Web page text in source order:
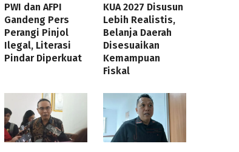
PWI dan AFPI
Gandeng Pers
Perangi Pinjol
Ilegal, Literasi
Pindar Diperkuat
KUA 2027 Disusun
Lebih Realistis,
Belanja Daerah
Disesuaikan
Kemampuan
Fiskal